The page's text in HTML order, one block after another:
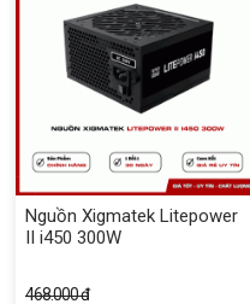
Nguồn Xigmatek Litepower
II i450 300W
468.000 đ